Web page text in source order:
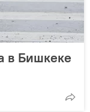
в Бишкеке